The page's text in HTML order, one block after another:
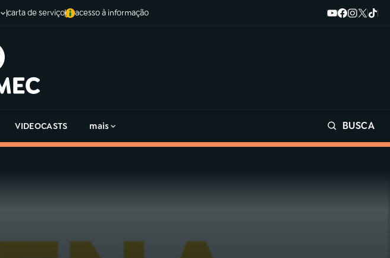
carta de serviço acesso à informação
VIDEOCASTS mais BUSCA